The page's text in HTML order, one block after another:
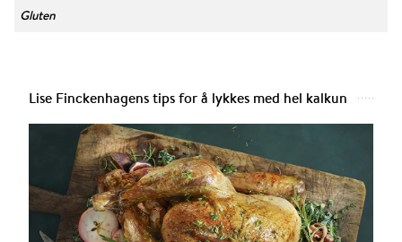
Gluten
Lise Finckenhagens tips for å lykkes med hel kalkun